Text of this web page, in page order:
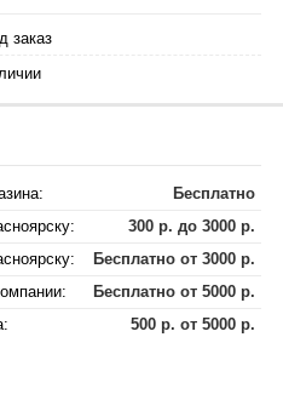
заказ
Бесплатно
300 р. до 3000 р.
Бесплатно от 3000 р.
Бесплатно от 5000 р.
500 р. от 5000 р.